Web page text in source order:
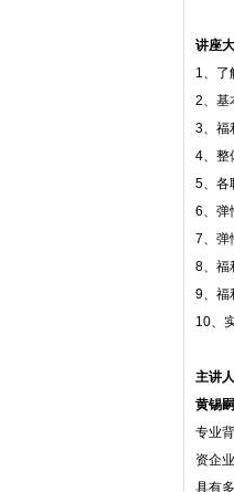
讲座
1、了
2、基
3、福
4、整
5、各
6、弹
7、弹
8、福
9、福
10、
主讲
黄锡嗣
专业
资企
具有